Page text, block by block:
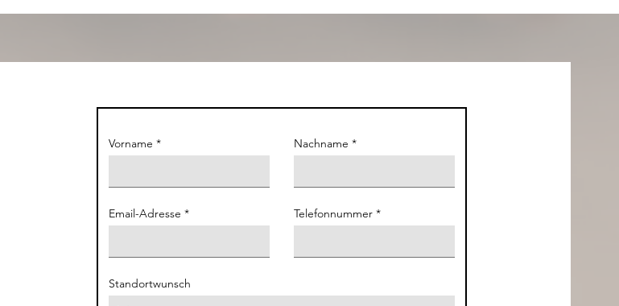
Vorname Nachname
Email-Adresse Telefonnummer
Standortwunsch